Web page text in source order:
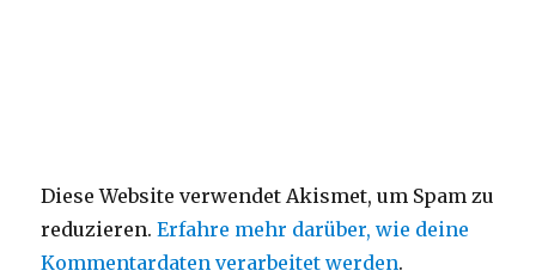
Diese Website verwendet Akismet, um Spam zu
reduzieren.Erfahre mehr darüber, wie deine
Kommentardaten verarbeitet werden.